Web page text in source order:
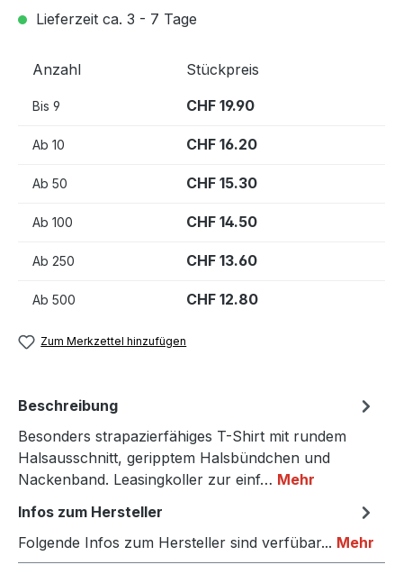
Lieferzeit ca. 3 - 7 Tage
Anzahl Stückpreis
Bis 9 CHF 19.90
Ab 10 CHF 16.20
Ab 50 CHF 15.30
Ab 100 CHF 14.50
Ab 250 CHF 13.60
Ab 500 CHF 12.80
Zum Merkzettel hinzufügen
Beschreibung
Besonders strapazierfähiges T-Shirt mit rundem
Halsausschnitt, geripptem Halsbündchen und
Nackenband. Leasingkoller zur einf… Mehr
Infos zum Hersteller
Folgende Infos zum Hersteller sind verfübar... Mehr